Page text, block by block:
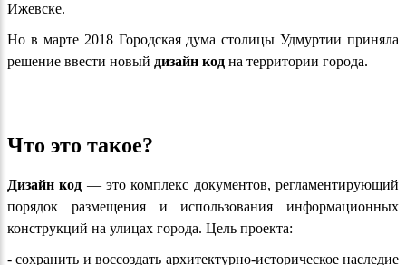
Ижевске.
Но в марте 2018 Городская дума столицы Удмуртии приняла
решение ввести новый дизайн код на территории города.
Что это такое?
Дизайн код — это комплекс документов, регламентирующий
порядок размещения и использования информационных
конструкций на улицах города. Цель проекта:
- сохранить и воссоздать архитектурно-историческое наследие